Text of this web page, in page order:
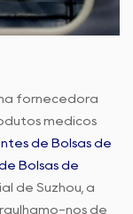
fornecedora
médicos
de Bolsas de
Bolsas de
de Suzhou, a
nos de